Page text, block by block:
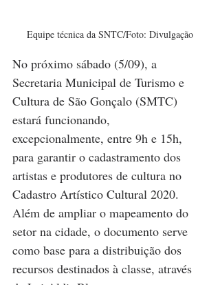
Equipe técnica da SNTC/Foto: Divulgação
No próximo sábado (5/09), a
Secretaria Municipal de Turismo e
Cultura de São Gonçalo (SMTC)
estará funcionando,
excepcionalmente, entre 9h e 15h,
para garantir o cadastramento dos
artistas e produtores de cultura no
Cadastro Artístico Cultural 2020.
Além de ampliar o mapeamento do
setor na cidade, o documento serve
como base para a distribuição dos
recursos destinados à classe, através